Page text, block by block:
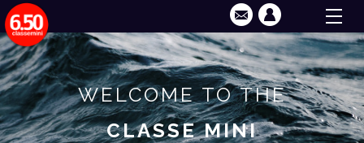
WELCOME TO THE
CLASSE MINI